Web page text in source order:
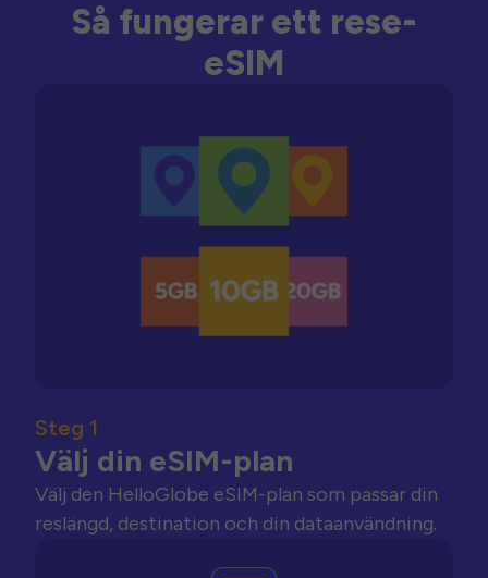
Så fungerar ett rese-
eSIM
Steg 1
Välj din eSIM-plan
Välj den HelloGlobe eSIM-plan som passar din
reslängd, destination och din dataanvändning.